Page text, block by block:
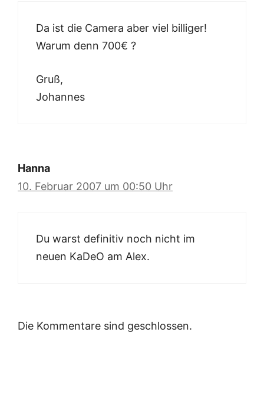
Da ist die Camera aber viel billiger!
Warum denn 700€ ?
Gruß,
Johannes
Hanna
10. Februar 2007 um 00:50 Uhr
Du warst definitiv noch nicht im
neuen KaDeO am Alex.
Die Kommentare sind geschlossen.